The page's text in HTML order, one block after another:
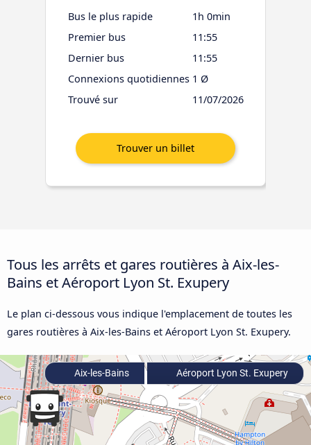
Bus le plus rapide
1h 0min
Premier bus
11:55
Dernier bus
11:55
Connexions quotidiennes 1 Ø
Trouvé sur
11/07/2026
Tous les arrêts et gares routières à Aix-les-
Bains et Aéroport Lyon St. Exupery
Le plan ci-dessous vous indique l'emplacement de toutes les
gares routières à Aix-les-Bains et Aéroport Lyon St. Exupery.
Aix-les-Bains Aéroport Lyon St. Exupery